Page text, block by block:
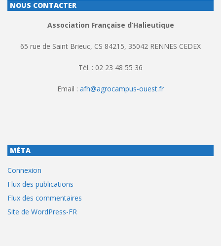
NOUS CONTACTER
Association Française d’Halieutique
65 rue de Saint Brieuc, CS 84215, 35042 RENNES CEDEX
Tél. : 02 23 48 55 36
Email : afh@agrocampus-ouest.fr
MÉTA
Connexion
Flux des publications
Flux des commentaires
Site de WordPress-FR